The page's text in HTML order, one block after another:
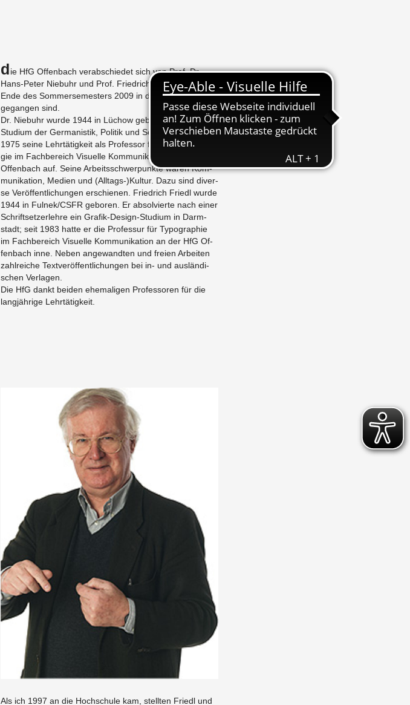
Die HfG Of­fen­bach ver­ab­schie­det sich von Prof. Dr.
Hans-Pe­ter Nie­buhr und Prof. Fried­rich Friedl, die zum
Ende des Som­mer­se­mes­ters 2009 in den Ru­he­stand
ge­gan­gen sind.
Dr. Nie­buhr wurde 1944 in Lüchow ge­bo­ren. Nach einem
Stu­di­um der Ger­ma­nis­tik, Po­li­tik und So­zio­lo­gie, nahm er
1975 seine Lehr­tä­tig­keit als Pro­fes­sor für Me­di­en­so­zio­lo­
gie im Fach­be­reich Vi­su­el­le Kom­mu­ni­ka­ti­on an der HfG
Of­fen­bach auf. Seine Ar­beits­schwer­punk­te waren Kom­
mu­ni­ka­ti­on, Me­di­en und (All­tags-)Kul­tur. Dazu sind di­ver­
se Ver­öf­fent­li­chun­gen er­schie­nen. Fried­rich Friedl wurde
1944 in Ful­nek/CSFR ge­bo­ren. Er ab­sol­vier­te nach einer
Schrift­set­z­er­leh­re ein Gra­fik-De­sign-Stu­di­um in Darm­
stadt; seit 1983 hatte er die Pro­fes­sur für Ty­po­gra­phie
im Fach­be­reich Vi­su­el­le Kom­mu­ni­ka­ti­on an der HfG Of­
fen­bach inne. Neben an­ge­wand­ten und frei­en Ar­bei­ten
zahl­rei­che Text­ver­öf­fent­li­chun­gen bei in- und aus­län­di­
schen Ver­la­gen.
Die HfG dankt bei­den ehe­ma­li­gen Pro­fes­so­ren für die
lang­jäh­ri­ge Lehr­tä­tig­keit.
Als ich 1997 an die Hoch­schu­le kam, stell­ten Friedl und